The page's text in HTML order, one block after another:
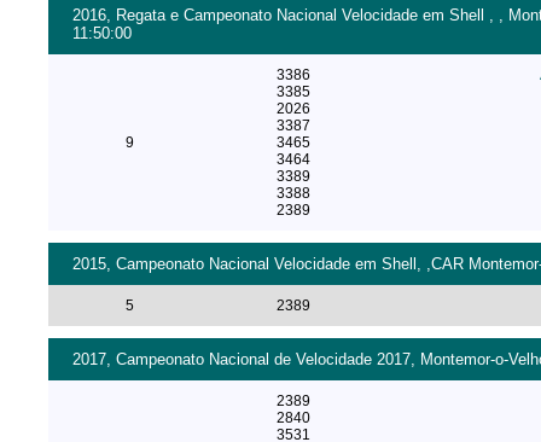
2016, Regata e Campeonato Nacional Velocidade em Shell , ,
11:50:00
9
3386
3385
2026
3387
3465
3464
3389
3388
2389
2015, Campeonato Nacional Velocidade em Shell, ,CAR
5 2389
2017, Campeonato Nacional de Velocidade 2017, Montemor-o-
2389
2840
3531